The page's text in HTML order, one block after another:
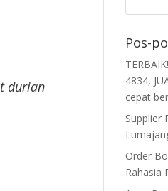
durian
Pos-
4834,
cepat
Supplier
Order
Rahasia